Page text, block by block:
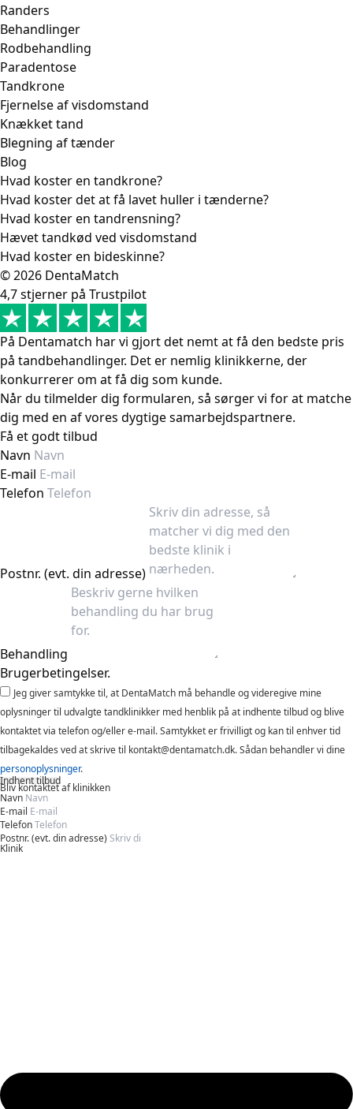
Randers
Behandlinger
Rodbehandling
Paradentose
Tandkrone
Fjernelse af visdomstand
Knækket tand
Blegning af tænder
Blog
Hvad koster en tandkrone?
Hvad koster det at få lavet huller i tænderne?
Hvad koster en tandrensning?
Hævet tandkød ved visdomstand
Hvad koster en bideskinne?
© 2026 DentaMatch
4,7 stjerner på Trustpilot
På Dentamatch har vi gjort det nemt at få den bedste pris
på tandbehandlinger. Det er nemlig klinikkerne, der
konkurrerer om at få dig som kunde.
Når du tilmelder dig formularen, så sørger vi for at matche
dig med en af vores dygtige samarbejdspartnere.
Få et godt tilbud
Navn
E-mail
Telefon
Postnr. (evt. din adresse)
Behandling
Brugerbetingelser.
Jeg giver samtykke til, at DentaMatch må behandle og videregive mine
oplysninger til udvalgte tandklinikker med henblik på at indhente tilbud og blive
kontaktet via telefon og/eller e-mail. Samtykket er frivilligt og kan til enhver tid
tilbagekaldes ved at skrive til kontakt@dentamatch.dk. Sådan behandler vi dine
personoplysninger.
Indhent tilbud
Bliv kontaktet af klinikken
Navn
E-mail
Telefon
Postnr. (evt. din adresse)
Klinik